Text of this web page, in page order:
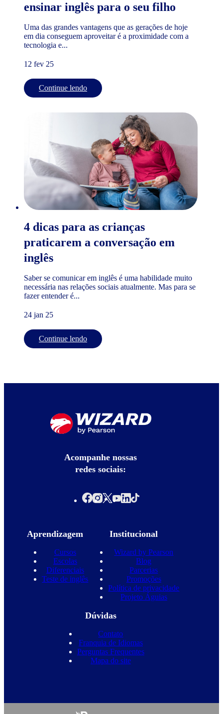
ensinar inglês para o seu filho
Uma das grandes vantagens que as gerações de hoje
em dia conseguem aproveitar é a proximidade com a
tecnologia e...
12 fev 25
Continue lendo
4 dicas para as crianças
praticarem a conversação em
inglês
Saber se comunicar em inglês é uma habilidade muito
necessária nas relações sociais atualmente. Mas para se
fazer entender é...
24 jan 25
Continue lendo
Acompanhe nossas
redes sociais:
Aprendizagem
Cursos
Escolas
Diferenciais
Teste de inglês
Institucional
Wizard by Pearson
Blog
Parcerias
Promoções
Política de privacidade
Projeto Águias
Dúvidas
Contato
Franquia de Idiomas
Perguntas Frequentes
Mapa do site